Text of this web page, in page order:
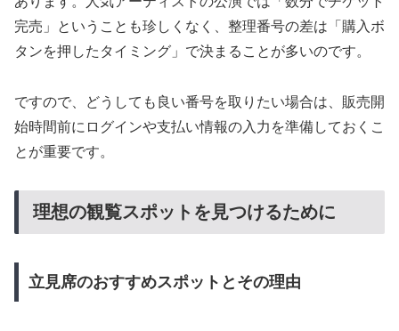
完売」ということも珍しくなく、整理番号の差は「購入ボ
タンを押したタイミング」で決まることが多いのです。
ですので、どうしても良い番号を取りたい場合は、販売開
始時間前にログインや支払い情報の入力を準備しておくこ
とが重要です。
理想の観覧スポットを見つけるために
立見席のおすすめスポットとその理由